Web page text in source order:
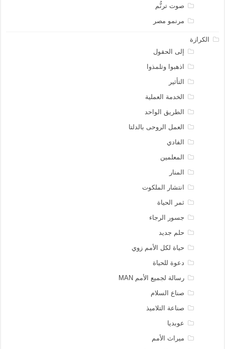
صوت ترنُّم
مرنمو مصر
الكرازة
إلى الحقول
اذهبوا وتلمذوا
التأثير
الخدمة العملية
الطريق الواحد
العمل الروحى بالدلتا
الفادي
المعلمين
المنار
انتشار الملكوت
ثمر الحياة
جسور الرجاء
حلم جديد
حياة لكل الأمم زوي
دعوة للحياة
رسالة لجميع الأمم MAN
صناع السلام
صناعة التلاميذ
عوبديا
ميراث الأمم